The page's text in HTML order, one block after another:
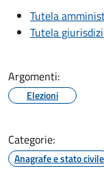
Tutela
Tutela
Argomenti:
Elezioni
Categorie:
Anagrafe e stato civile